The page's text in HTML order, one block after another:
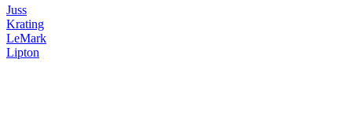
Juss
Krating
LeMark
Lipton